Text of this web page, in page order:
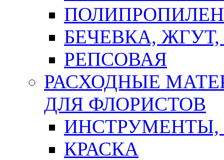
БЕЧЕВКА,
РЕПСОВАЯ
РАСХОДНЫЕ
ДЛЯ ФЛОРИСТОВ
ИНСТРУМЕНТЫ,
КРАСКА